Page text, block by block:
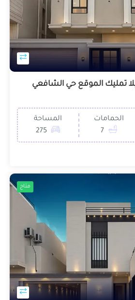
الحمامات
7
المساحة
275
متاح